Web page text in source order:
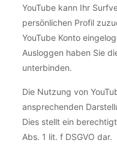
YouTube kann Ihr
persönlichen Profil
YouTube Konto
Ausloggen haben Sie
unterbinden.
Die Nutzung von
ansprechenden
Dies stellt ein
Abs. 1 lit. f DSGVO dar.